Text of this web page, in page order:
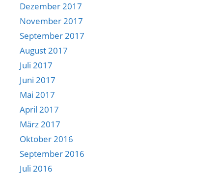
Dezember 2017
November 2017
September 2017
August 2017
Juli 2017
Juni 2017
Mai 2017
April 2017
März 2017
Oktober 2016
September 2016
Juli 2016